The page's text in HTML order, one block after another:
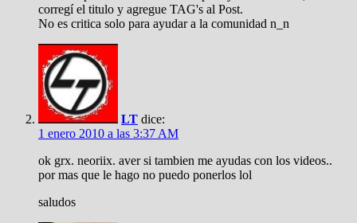
corregí el titulo y agregue TAG's al Post.
No es critica solo para ayudar a la comunidad n_n
LT dice:
1 enero 2010 a las 3:37 AM
ok grx. neoriix. aver si tambien me ayudas con los videos..
por mas que le hago no puedo ponerlos lol
saludos